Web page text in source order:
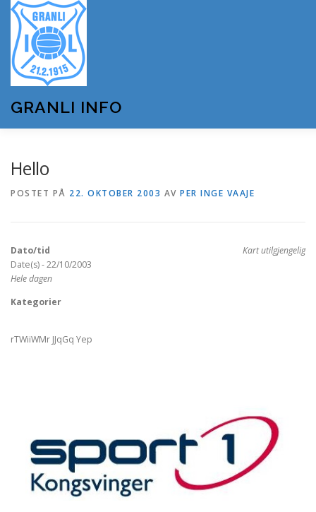
innhold
GRANLI INFO
OM GRANLI INFO
Hello
POSTET PÅ 22. OKTOBER 2003 AV PER INGE VAAJE
Kart utilgjengelig
Dato/tid
Date(s) - 22/10/2003
Hele dagen
Kategorier
rTWiiWMr JJqGq Yep